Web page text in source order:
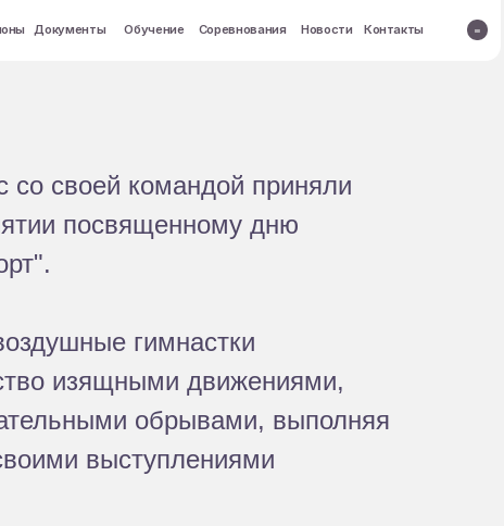
со своей командой приняли
посвященному дню
гимнастки
изящными движениями,
обрывами, выполняя
выступлениями